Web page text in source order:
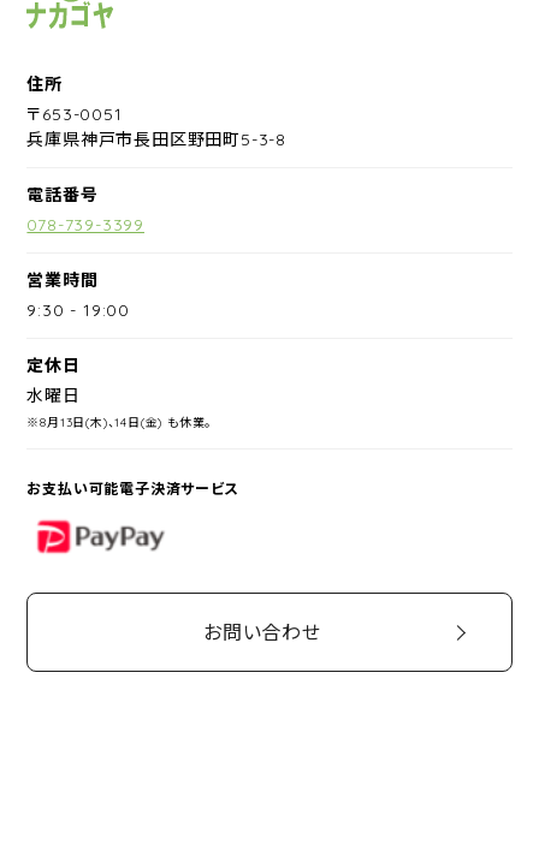
住所
〒653-0051
兵庫県神戸市長田区野田町5-3-8
電話番号
078-739-3399
営業時間
9:30 -19:00
定休日
水曜日
※8月13日(木)、14日(金) も休業。
お支払い可能電子決済サービス
PayPay
お問い合わせ